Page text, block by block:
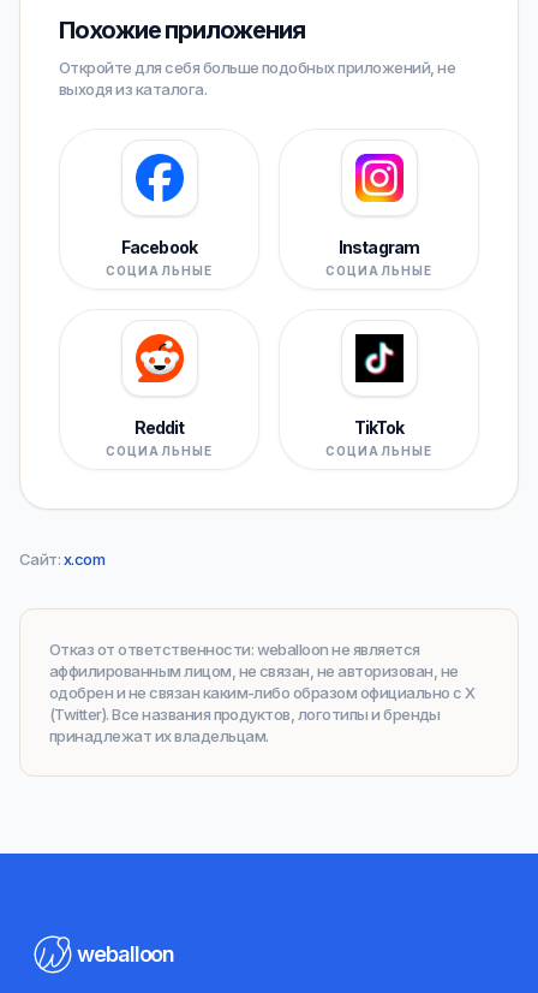
Похожие приложения
Откройте для себя больше подобных приложений, не
выходя из каталога.
Facebook
СОЦИАЛЬНЫЕ
Instagram
СОЦИАЛЬНЫЕ
Reddit
СОЦИАЛЬНЫЕ
TikTok
СОЦИАЛЬНЫЕ
Сайт:x.com
Отказ от ответственности:weballoon не является
аффилированным лицом, не связан, не авторизован, не
одобрен и не связан каким-либо образом официально с X
(Twitter). Все названия продуктов, логотипы и бренды
принадлежат их владельцам.
weballoon